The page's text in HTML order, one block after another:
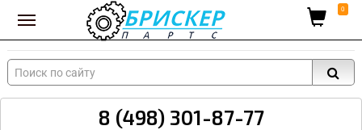
Вход для поставщиков 0
8 (498) 301-87-77